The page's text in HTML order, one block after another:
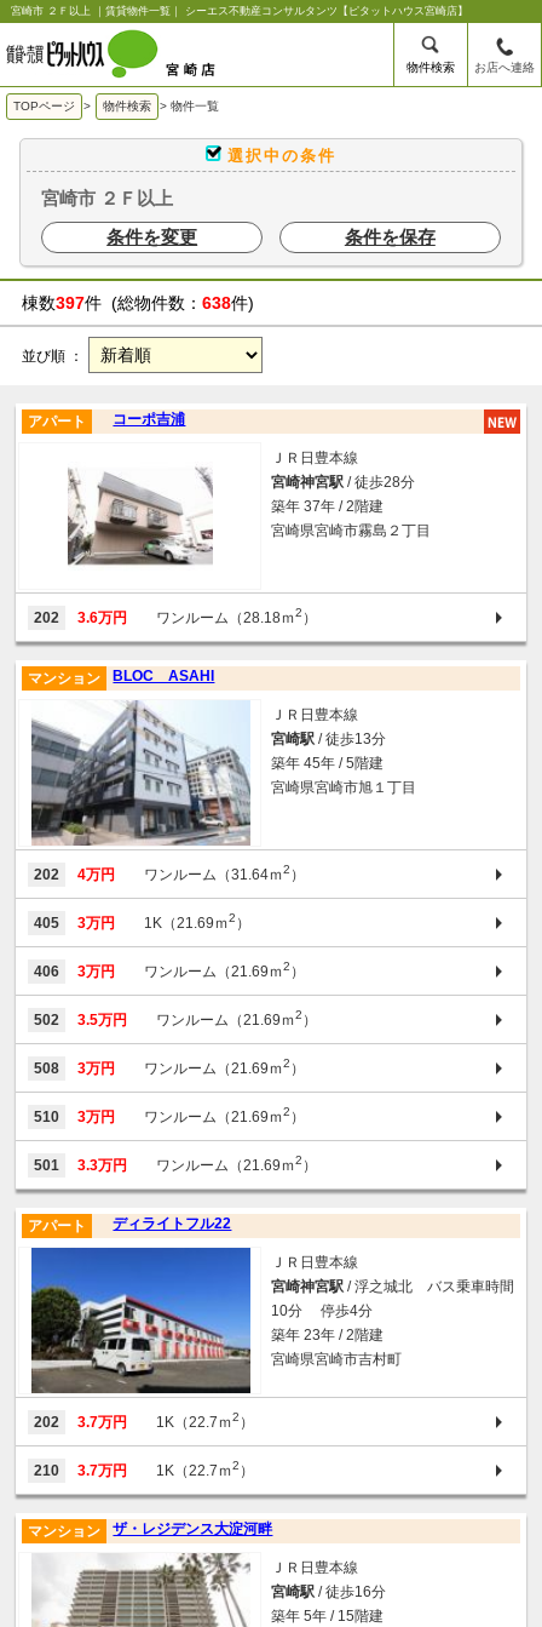
宮崎市 ２Ｆ以上 ｜賃貸物件一覧｜ シーエス不動産コンサルタンツ【ピタットハウス宮崎店】
物件検索 お店へ連絡
TOPページ > 物件検索 > 物件一覧
選択中の条件
宮崎市 ２Ｆ以上
条件を変更
条件を保存
棟数397件 (総物件数： 638件)
並び順 ：
コーポ吉浦
アパート
ＪＲ日豊本線
宮崎神宮駅 / 徒歩28分
築年 37年 / 2階建
宮崎県宮崎市霧島２丁目
202 3.6万円 ワンルーム（28.18ｍ2 ）
BLOC ASAHI
マンション
ＪＲ日豊本線
宮崎駅 / 徒歩13分
築年 45年 / 5階建
宮崎県宮崎市旭１丁目
202 4万円 ワンルーム（31.64ｍ2 ）
405 3万円 1K（21.69ｍ2 ）
406 3万円 ワンルーム（21.69ｍ2 ）
502 3.5万円 ワンルーム（21.69ｍ2 ）
508 3万円 ワンルーム（21.69ｍ2 ）
510 3万円 ワンルーム（21.69ｍ2 ）
501 3.3万円 ワンルーム（21.69ｍ2 ）
ディライトフル22
アパート
ＪＲ日豊本線
宮崎神宮駅 / 浮之城北 バス乗車時間
10分 停歩4分
築年 23年 / 2階建
宮崎県宮崎市吉村町
202 3.7万円 1K（22.7ｍ2 ）
210 3.7万円 1K（22.7ｍ2 ）
ザ・レジデンス大淀河畔
マンション
ＪＲ日豊本線
宮崎駅 / 徒歩16分
築年 5年 / 15階建